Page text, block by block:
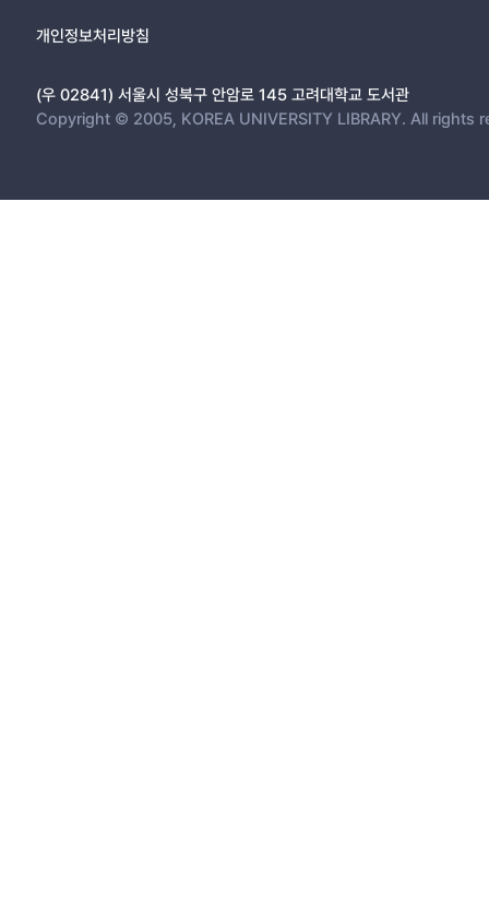
개인정보처리방침
(우 02841) 서울시 성북구 안암로 145 고려대학교 도서관
Copyright © 2005, KOREA UNIVERSITY LIBRARY. All rights